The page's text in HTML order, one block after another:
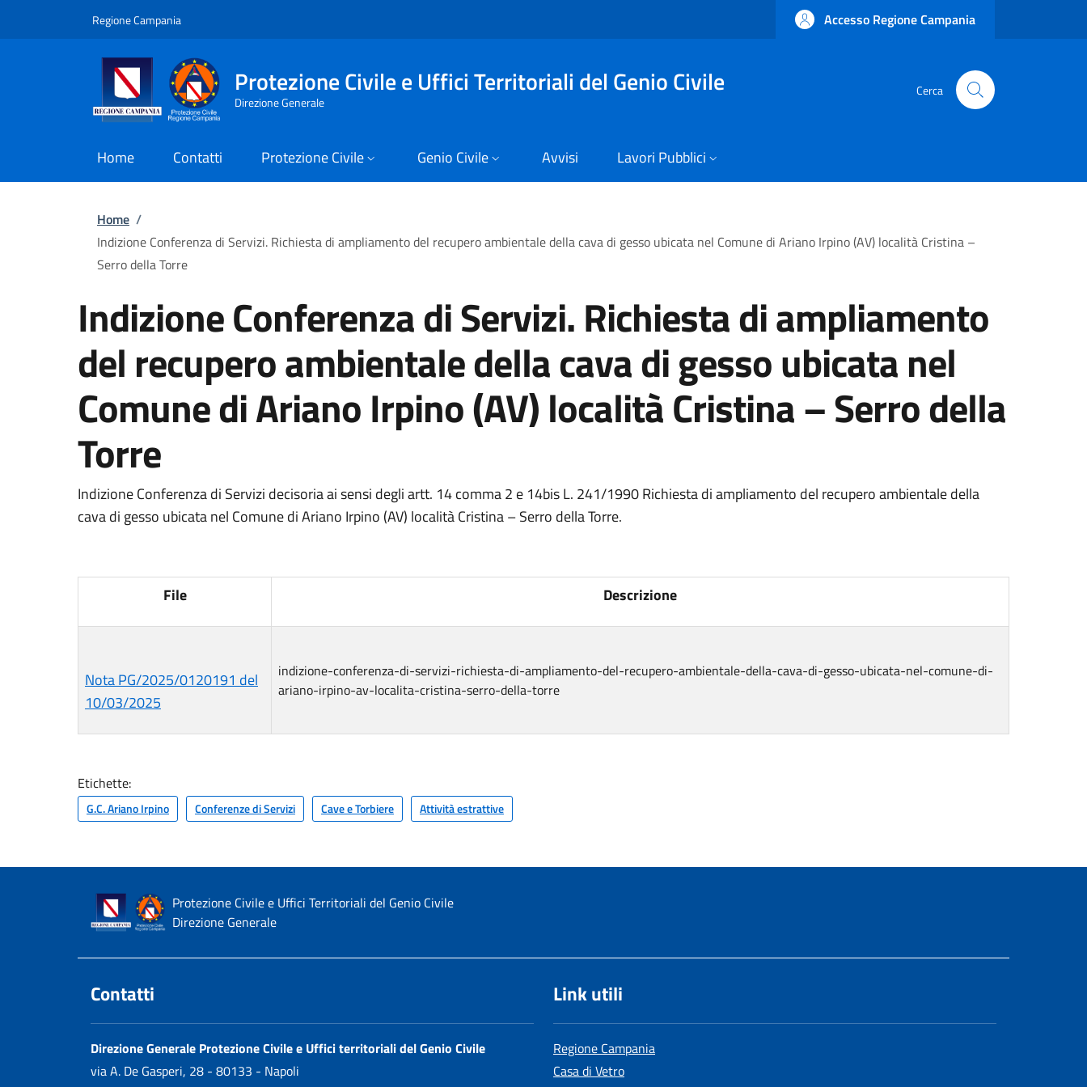
Regione Campania Accesso Regione Campania
Protezione Civile e Uffici Territoriali del Genio Civile
Direzione Generale
Cerca
Home Contatti Protezione Civile Genio Civile Avvisi Lavori Pubblici
Briciole di pane
Home /
Indizione Conferenza di Servizi. Richiesta di ampliamento del recupero ambientale della cava di gesso ubicata nel Comune di Ariano Irpino (AV) località Cristina –
Serro della Torre
Indizione Conferenza di Servizi. Richiesta di ampliamento
del recupero ambientale della cava di gesso ubicata nel
Comune di Ariano Irpino (AV) località Cristina – Serro della
Torre
Indizione Conferenza di Servizi decisoria ai sensi degli artt. 14 comma 2 e 14bis L. 241/1990 Richiesta di ampliamento del recupero ambientale della
cava di gesso ubicata nel Comune di Ariano Irpino (AV) località Cristina – Serro della Torre.
File Descrizione
Nota PG/2025/0120191 del
10/03/2025
indizione-conferenza-di-servizi-richiesta-di-ampliamento-del-recupero-ambientale-della-cava-di-gesso-ubicata-nel-comune-di-
ariano-irpino-av-localita-cristina-serro-della-torre
Etichette:
G.C. Ariano Irpino Conferenze di Servizi Cave e Torbiere Attività estrattive
Protezione Civile e Uffici Territoriali del Genio Civile
Direzione Generale
Contatti
Direzione Generale Protezione Civile e Uffici territoriali del Genio Civile
via A. De Gasperi, 28 - 80133 - Napoli
Link utili
Regione Campania
Casa di Vetro